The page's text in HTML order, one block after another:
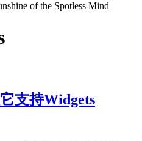
of the Spotless Mind
支持Widgets